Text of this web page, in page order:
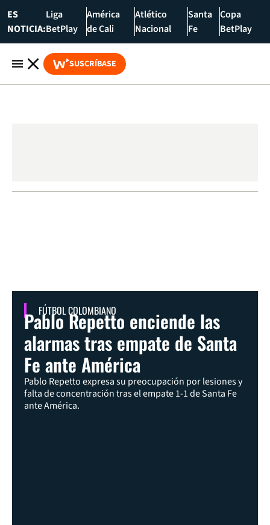
ES
NOTICIA:
Liga
BetPlay
América
de Cali
Atlético
Nacional
Santa
Fe
Copa
BetPlay
SUSCRÍBASE
FÚTBOL COLOMBIANO
Pablo Repetto enciende las
alarmas tras empate de Santa
Fe ante América
Pablo Repetto expresa su preocupación por lesiones y
falta de concentración tras el empate 1-1 de Santa Fe
ante América.